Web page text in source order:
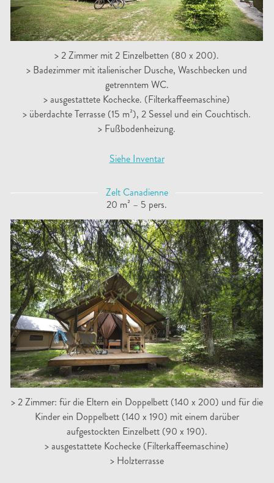
> 2 Zimmer mit 2 Einzelbetten (80 x 200).
> Badezimmer mit italienischer Dusche, Waschbecken und
getrenntem WC.
> ausgestattete Kochecke. (Filterkaffeemaschine)
> überdachte Terrasse (15 m²), 2 Sessel und ein Couchtisch.
> Fußbodenheizung.
Siehe Inventar
Zelt Canadienne
20 m² – 5 pers.
> 2 Zimmer: für die Eltern ein Doppelbett (140 x 200) und für die
Kinder ein Doppelbett (140 x 190) mit einem darüber
aufgestockten Einzelbett (90 x 190).
> ausgestattete Kochecke (Filterkaffeemaschine)
> Holzterrasse